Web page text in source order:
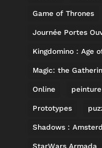
Game of Thrones
Journée Portes
Kingdomino : Age
Magic: the
Online peinture
Prototypes
Shadows :
StarWars Armada